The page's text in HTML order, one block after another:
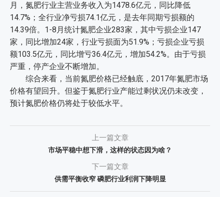
月，氮肥行业主营业务收入为1478.6亿元，同比降低
14.7%；全行业净亏损74.1亿元，是去年同期亏损额的
14.39倍。1-8月统计氮肥企业283家，其中亏损企业147
家，同比增加24家，行业亏损面为51.9%；亏损企业亏损
额103.5亿元，同比增亏36.4亿元，增加54.2%。由于亏损
严重，停产企业不断增加。
综合来看，当前氮肥价格已经触底，2017年氮肥市场
价格有望回升。但鉴于氮肥行业产能过剩状况仍未改变，
预计氮肥价格仍将处于较低水平。
上一篇文章
市场平稳中想下滑，这样的状态因为啥？
下一篇文章
供需平衡收窄 磷肥行业利润下降明显